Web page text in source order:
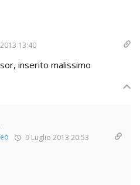
13:40
inserito malissimo
9 Luglio 2013 20:53